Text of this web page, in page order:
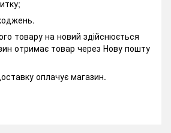
товару на новий здійснюється
отримає товар через Нову пошту
оплачує магазин.